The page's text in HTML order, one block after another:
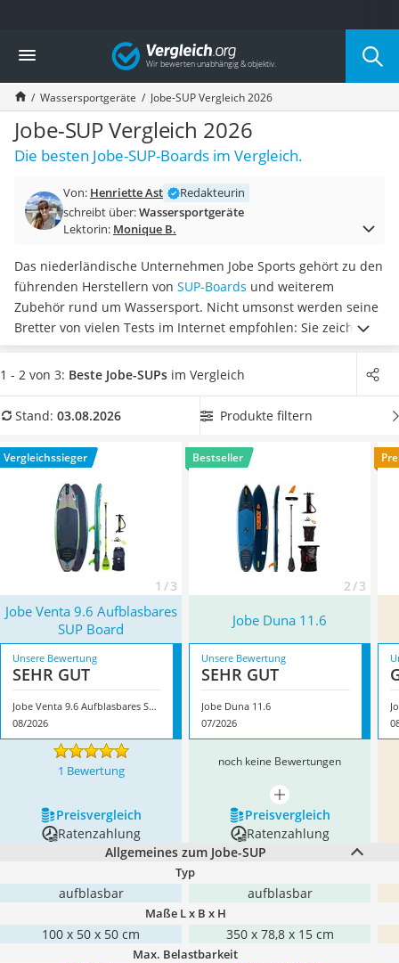
Die beliebtesten Vergleiche nach Kategorie
Freizeit & Sport
Gartentrampolin
Trampolin
Metalldetektor
Eufab-Fahrradträger
Trampolin 366 cm
Aluminium-Koffer
Futterboot
E-Bike-Dreirad
Trekkingschuhe Herren
Reisetasche mit Rollen
Klimmzugstation
Koffer
Nachtsichtgerät
Handgepäck-Koffer
Wanderschuhe Herren
Sicherheitsweste Reiten
Vergleich
Wassersportgeräte Jobe-SUP Vergleich 2026
Jobe-SUP Vergleich 2026
Die besten Jobe-SUP-Boards im Vergleich.
Von: Henriette Ast
Redakteurin
schreibt über:Wassersportgeräte
Lektorin: Monique B.
Das niederländische Unternehmen Jobe Sports gehört zu den
führenden Herstellern von SUP-Boards und weiterem
Zubehör rund um Wassersport. Nicht umsonst werden seine
Bretter von vielen Tests im Internet empfohlen: Sie zeichnen
sich durch einbesonders geringes Gewicht sowie
hochwertige Verarbeitung und Steifheit
Achten Sie auf
mit aufs Wasser nehmen möchten. Wählen Sie jetzt ein Jobe-
Überzeugt hat uns hier im August 2026 besonders das
ModellJobe Venta 9.6 Aufblasbares SUP Board
Eigenschaften.
1 - 2 von 3: Beste Jobe-SUPs im Vergleich
Stand: 03.08.2026 Produkte filtern
Vergleichssieger
1 / 3
Bestseller
2 / 3
Jobe Venta 9.6 Aufblasbares
SUP Board
Jobe Duna 11.6
Unsere Bewertung
SEHR GUT
Jobe Venta 9.6 Aufblasbares SUP Board
08/2026
Unsere Bewertung
SEHR GUT
Jobe Duna 11.6
07/2026
1 Bewertung
noch keine Bewertungen
mehr anzeigen
Preis­vergleich
Preis­vergleich
Ratenzahlung
Ratenzahlung
Allgemeines zum Jobe-SUP
Typ
aufblasbar aufblasbar
Maße L x B x H
100 x 50 x 50 cm 350 x 78,8 x 15 cm
Max. Belastbarkeit